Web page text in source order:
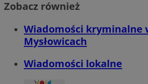
Zobacz również
Wiadomości kryminalne
Mysłowicach
Wiadomości lokalne